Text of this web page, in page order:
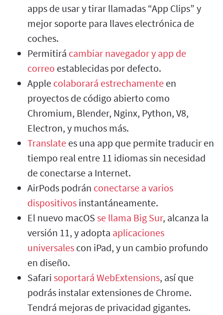
apps de usar y tirar llamadas “App Clips” y
mejor soporte para llaves electrónica de
coches.
Permitirá cambiar navegador y app de
correo establecidas por defecto.
Apple colaborará estrechamente en
proyectos de código abierto como
Chromium, Blender, Nginx, Python, V8,
Electron, y muchos más.
Translate es una app que permite traducir en
tiempo real entre 11 idiomas sin necesidad
de conectarse a Internet.
AirPods podrán conectarse a varios
dispositivos instantáneamente.
El nuevo macOS se llama Big Sur, alcanza la
versión 11, y adopta aplicaciones
universales con iPad, y un cambio profundo
en diseño.
Safari soportará WebExtensions, así que
podrás instalar extensiones de Chrome.
Tendrá mejoras de privacidad gigantes.